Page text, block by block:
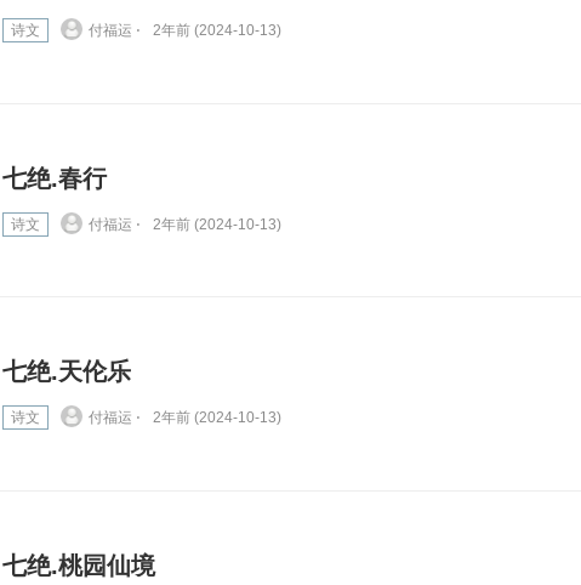
诗文 付福运 ⋅ 2年前 (2024-10-13)
七绝.春行
诗文 付福运 ⋅ 2年前 (2024-10-13)
七绝.天伦乐
诗文 付福运 ⋅ 2年前 (2024-10-13)
七绝.桃园仙境